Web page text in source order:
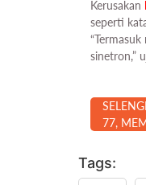
Kerusakan
seperti
sinetron,”
77,
Tags: